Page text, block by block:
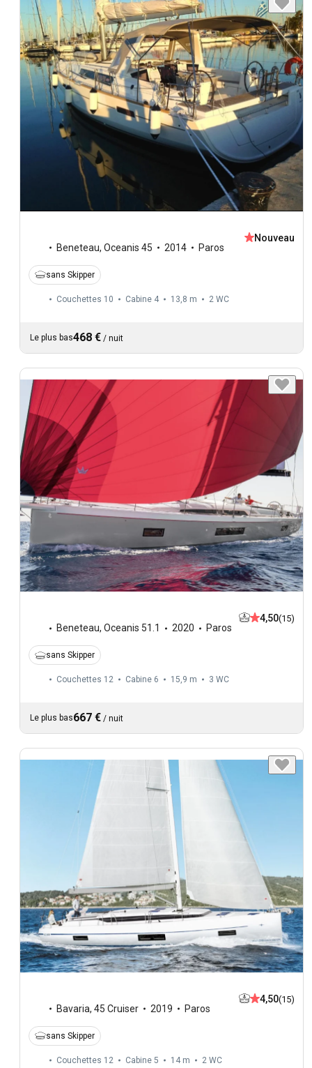
Beneteau, Oceanis 45 2014 Paros
Nouveau
sans Skipper
Couchettes 10 Cabine 4 13,8 m 2 WC
Le plus bas468 € / nuit
Beneteau, Oceanis 51.1 2020 Paros
4,50(15)
sans Skipper
Couchettes 12 Cabine 6 15,9 m 3 WC
Le plus bas667 € / nuit
Bavaria, 45 Cruiser 2019 Paros
4,50(15)
sans Skipper
Couchettes 12 Cabine 5 14 m 2 WC